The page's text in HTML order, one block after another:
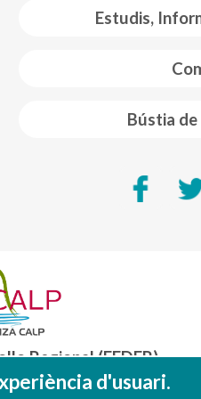
Estudis,
Bústia
Regional (FEDER)
EUROPA
d'usuari.